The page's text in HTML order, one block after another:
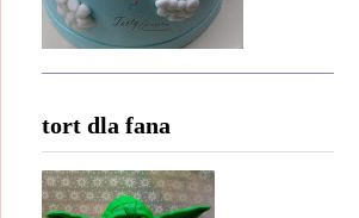
tort dla fana